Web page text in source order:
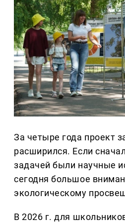
За четыре года проект
расширился. Если
задачей были научные
сегодня большое
экологическому
В 2026 г. для